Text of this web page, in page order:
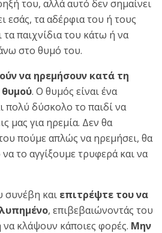
του, αλλά αυτό δεν σημαίνει
εσάς, τα αδέρφια του ή τους
τα παιχνίδια του κάτω ή να
στο θυμό του.
να ηρεμήσουν κατά τη
θυμού. Ο θυμός είναι ένα
πολύ δύσκολο το παιδί να
μας για ηρεμία. Δεν θα
πούμε απλώς να ηρεμήσει, θα
το αγγίξουμε τρυφερά και να
συνέβη και επιτρέψτε του να
, επιβεβαιώνοντάς του
να κλάψουν κάποιες φορές. Μην